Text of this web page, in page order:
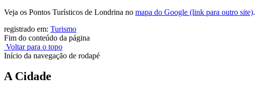
Veja os Pontos Turísticos de Londrina no mapa do Google (link para outro site).
registrado em: Turismo
Fim do conteúdo da página
Voltar para o topo
Início da navegação de rodapé
A Cidade